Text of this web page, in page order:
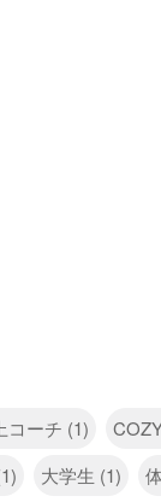
コーチ (1)
大学生 (1)